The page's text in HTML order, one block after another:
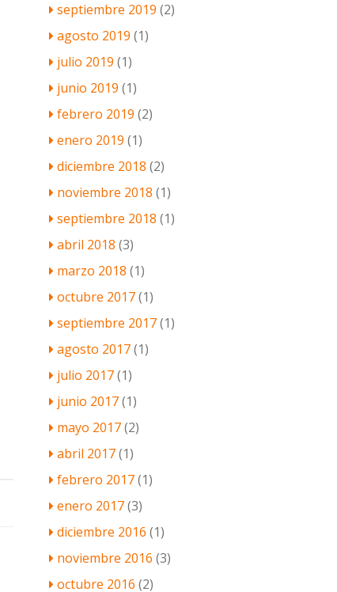
septiembre 2019 (2)
agosto 2019 (1)
julio 2019 (1)
junio 2019 (1)
febrero 2019 (2)
enero 2019 (1)
diciembre 2018 (2)
noviembre 2018 (1)
septiembre 2018 (1)
abril 2018 (3)
marzo 2018 (1)
octubre 2017(1)
septiembre 2017(1)
agosto 2017(1)
julio 2017(1)
junio 2017(1)
mayo 2017(2)
abril 2017(1)
febrero 2017(1)
enero 2017(3)
diciembre 2016 (1)
noviembre 2016 (3)
octubre 2016 (2)